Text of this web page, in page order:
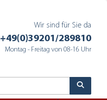
Wir sind für Sie da
+49(0)39201/289810
Montag - Freitag von 08-16 Uhr